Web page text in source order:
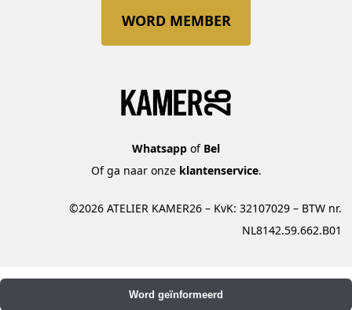
WORD MEMBER
Whatsapp of Bel
Of ga naar onze klantenservice.
©2026 ATELIER KAMER26 – KvK: 32107029 – BTW nr.
NL8142.59.662.B01
Word geïnformeerd